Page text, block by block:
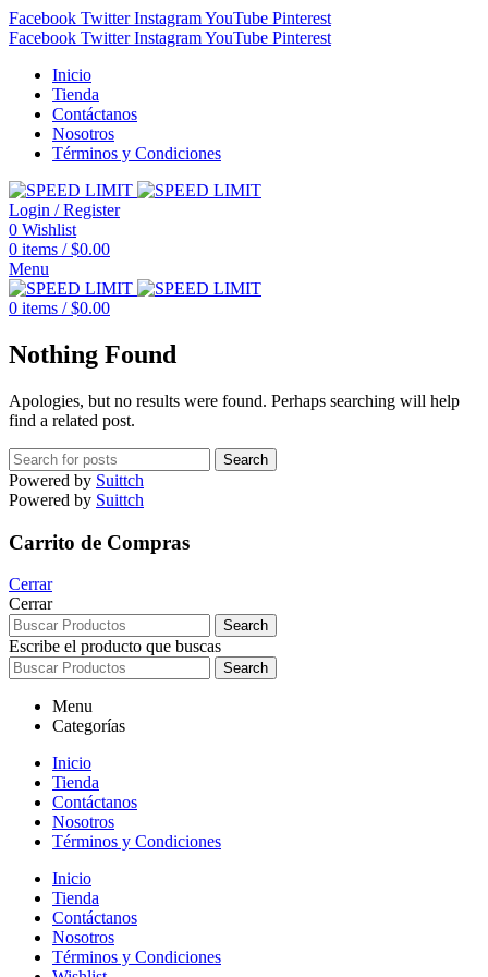
Facebook Twitter InstagramYouTube Pinterest
Facebook Twitter InstagramYouTube Pinterest
Inicio
Tienda
Contáctanos
Nosotros
Términos y Condiciones
Login / Register
0 Wishlist
0 items / $0.00
Menu
0 items / $0.00
Nothing Found
Apologies, but no results were found. Perhaps searching will help
find a related post.
Search
Powered by Suittch
Powered by Suittch
Carrito de Compras
Cerrar
Cerrar
Search
Escribe el producto que buscas
Search
Menu
Categorías
Inicio
Tienda
Contáctanos
Nosotros
Términos y Condiciones
Inicio
Tienda
Contáctanos
Nosotros
Términos y Condiciones